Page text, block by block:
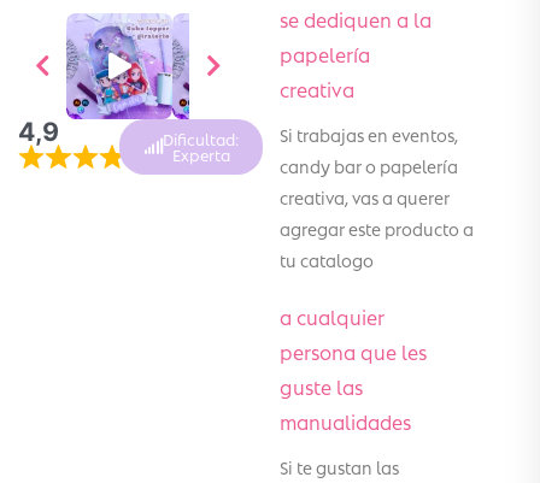
4,9 Dificultad:
Experta
se dediquen a la
papelería
creativa
Si trabajas en eventos,
candy bar o papelería
creativa, vas a querer
agregar este producto a
tu catalogo
a cualquier
persona que les
guste las
manualidades
Si te gustan las